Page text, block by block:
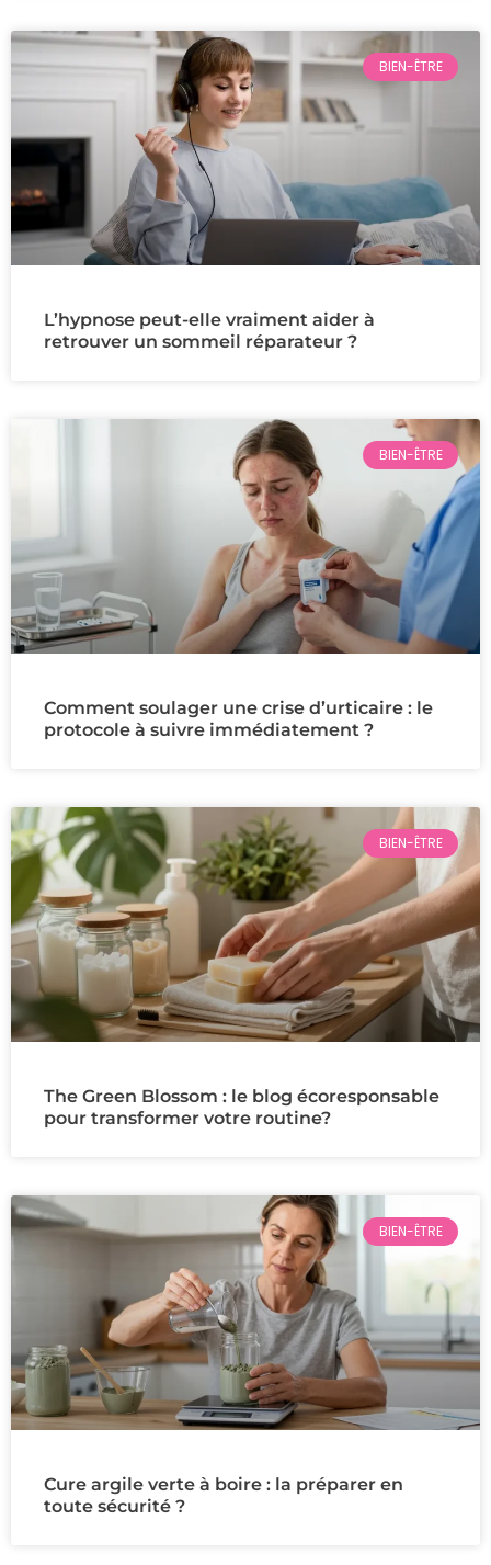
BIEN-ÊTRE
L’hypnose peut-elle vraiment aider à
retrouver un sommeil réparateur ?
BIEN-ÊTRE
Comment soulager une crise d’urticaire : le
protocole à suivre immédiatement ?
BIEN-ÊTRE
The Green Blossom : le blog écoresponsable
pour transformer votre routine?
BIEN-ÊTRE
Cure argile verte à boire : la préparer en
toute sécurité ?